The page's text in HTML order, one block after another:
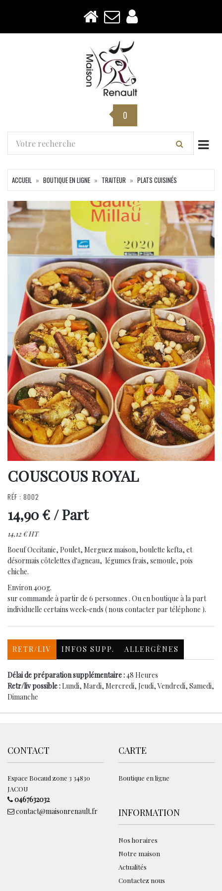
0
ACCUEIL BOUTIQUE EN LIGNE TRAITEUR PLATS CUISINÉS
COUSCOUS ROYAL
RÉF : 8002
14,90 € / Part
14,12 € HT
Boeuf Occitanie, Poulet, Merguez maison, boulette kefta, et
désormais côtelettes d'agneau, légumes frais, semoule, pois
chiche.
Environ 400g.
sur commande à partir de 6 personnes . Ou en boutique à la part
individuelle certains week-ends ( nous contacter par téléphone ).
RETR/LIV INFOS SUPP. ALLERGÈNES
Délai de préparation supplémentaire :48 Heures
Retr/liv possible :Lundi, Mardi, Mercredi, Jeudi, Vendredi, Samedi,
Dimanche
CONTACT
Espace Bocaud zone 3 34830
JACOU
0467632032
contact@maisonrenault.fr
CARTE
Boutique en ligne
INFORMATION
Nos horaires
Notre maison
Actualités
Contactez nous